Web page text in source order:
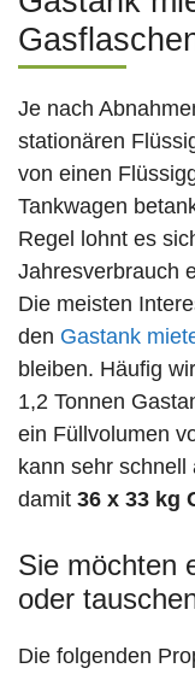
Je nach
stationären
von einen
Tankwagen
Regel lohnt es
Jahresverbrauch
Die meisten
den Gastank
bleiben. Häufig
1,2 Tonnen
ein Füllvolumen
kann sehr
damit 36 x 33 kg
Sie möchten
oder
Die folgenden